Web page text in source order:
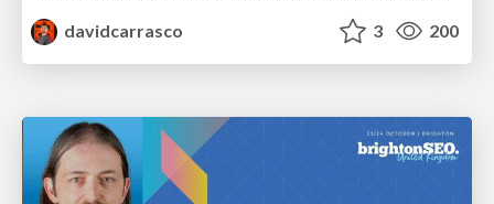
davidcarrasco
3 200